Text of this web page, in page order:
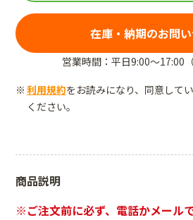
在庫・納期のお問
営業時間：平日9:00～17:00
利用規約をお読みになり、同意して
ください。
商品説明
※ご注文前に必ず、電話かメール